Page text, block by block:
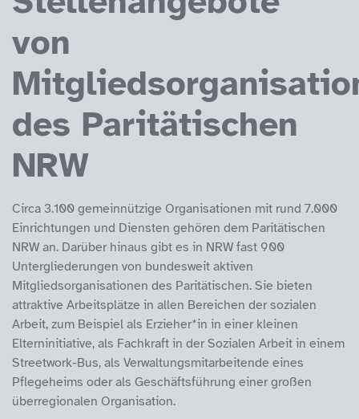
von
des Paritätischen
NRW
Circa 3.100 gemeinnützige Organisationen mit rund 7.000
Einrichtungen und Diensten gehören dem Paritätischen
NRW an. Darüber hinaus gibt es in NRW fast 900
Untergliederungen von bundesweit aktiven
Mitgliedsorganisationen des Paritätischen. Sie bieten
attraktive Arbeitsplätze in allen Bereichen der sozialen
Arbeit, zum Beispiel als Erzieher*in in einer kleinen
Elterninitiative, als Fachkraft in der Sozialen Arbeit in einem
Streetwork-Bus, als Verwaltungsmitarbeitende eines
Pflegeheims oder als Geschäftsführung einer großen
überregionalen Organisation.